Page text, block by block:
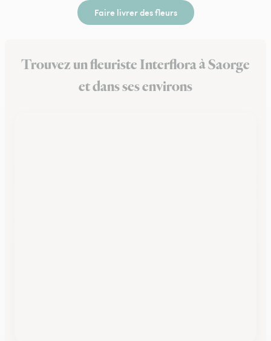
Faire livrer des fleurs
Trouvez un fleuriste Interflora à Saorge
et dans ses environs